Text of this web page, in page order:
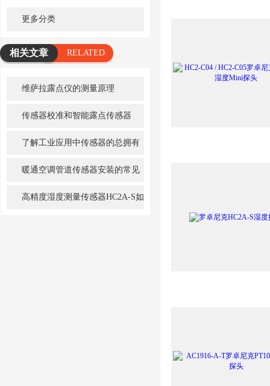
更多分类
相关文章
RELATED
维萨拉露点仪的测量原理
传感器校准和智能露点传感器
了解工业应用中传感器的总拥有
成本（TCO）
暖通空调管道传感器安装的常见
错误高精度湿度测量传感器HC2A-S如